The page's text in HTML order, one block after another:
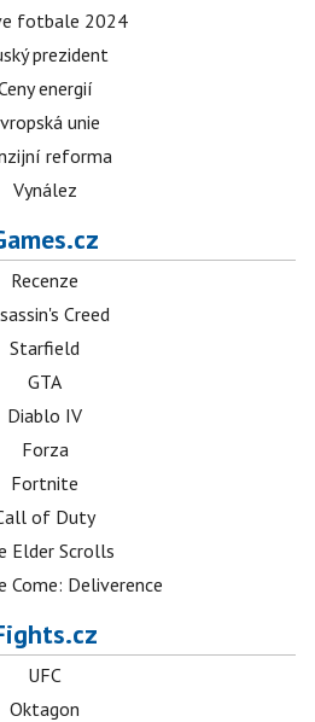
fotbale 2024
prezident
energií
unie
reforma
Vynález
Recenze
Creed
Starfield
GTA
Diablo IV
Forza
Fortnite
of Duty
Elder Scrolls
Come: Deliverence
UFC
Oktagon